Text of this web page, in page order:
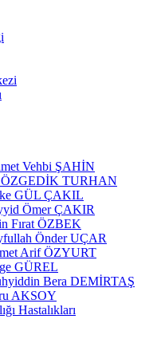
Vehbi ŞAHİN
ÖZGEDİK TURHAN
GÜL ÇAKIL
Ömer ÇAKIR
Fırat ÖZBEK
Önder UÇAR
Arif ÖZYURT
GÜREL
Bera DEMİRTAŞ
AKSOY
Hastalıkları